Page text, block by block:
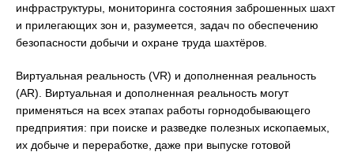
инфраструктуры, мониторинга состояния заброшенных шахт
и прилегающих зон и, разумеется, задач по обеспечению
безопасности добычи и охране труда шахтёров.
Виртуальная реальность (VR) и дополненная реальность
(AR). Виртуальная и дополненная реальность могут
применяться на всех этапах работы горнодобывающего
предприятия: при поиске и разведке полезных ископаемых,
их добыче и переработке, даже при выпуске готовой